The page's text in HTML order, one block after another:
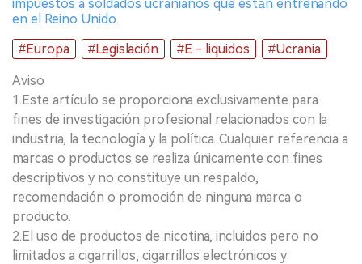
impuestos a soldados ucranianos que están entrenando
en el Reino Unido.
#Europa
#Legislación #E - liquidos #Ucrania
Aviso
1.Este artículo se proporciona exclusivamente para
fines de investigación profesional relacionados con la
industria, la tecnología y la política. Cualquier referencia a
marcas o productos se realiza únicamente con fines
descriptivos y no constituye un respaldo,
recomendación o promoción de ninguna marca o
producto.
2.El uso de productos de nicotina, incluidos pero no
limitados a cigarrillos, cigarrillos electrónicos y